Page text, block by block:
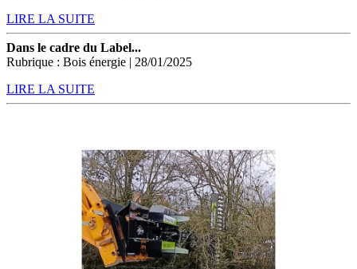
LIRE LA SUITE
Dans le cadre du Label...
Rubrique : Bois énergie | 28/01/2025
LIRE LA SUITE